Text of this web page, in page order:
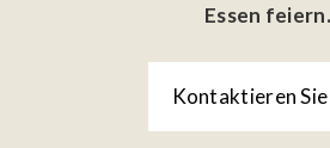
Essen feiern.
Kontaktieren Sie